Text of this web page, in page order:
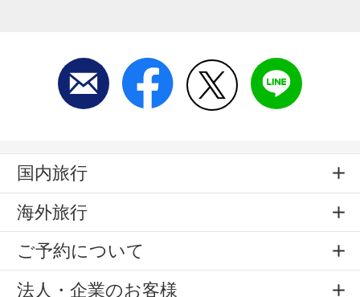
国内旅行
海外旅行
ご予約について
法人・企業のお客様